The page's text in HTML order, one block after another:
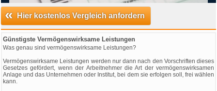
« Hier kostenlos Vergleich anfordern
Günstigste Vermögenswirksame Leistungen
Was genau sind vermögenswirksame Leistungen?
Vermögenswirksame Leistungen werden nur dann nach den Vorschriften dieses
Gesetzes gefördert, wenn der Arbeitnehmer die Art der vermögenswirksamen
Anlage und das Unternehmen oder Institut, bei dem sie erfolgen soll, frei wählen
kann.